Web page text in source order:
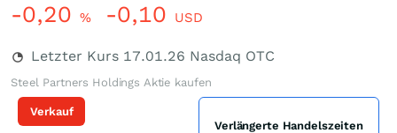
-0,20 % -0,10 USD
Letzter Kurs 17.01.26 Nasdaq OTC
Steel Partners Holdings Aktie kaufen
Verkauf
Verlängerte Handelszeiten